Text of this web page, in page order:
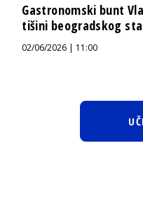
Gastronomski bunt
tišini beogradskog
02/06/2026 | 11:00